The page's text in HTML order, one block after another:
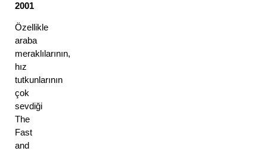
2001
Özellikle
araba
meraklılarının,
hız
tutkunlarının
çok
sevdiği
The
Fast
and